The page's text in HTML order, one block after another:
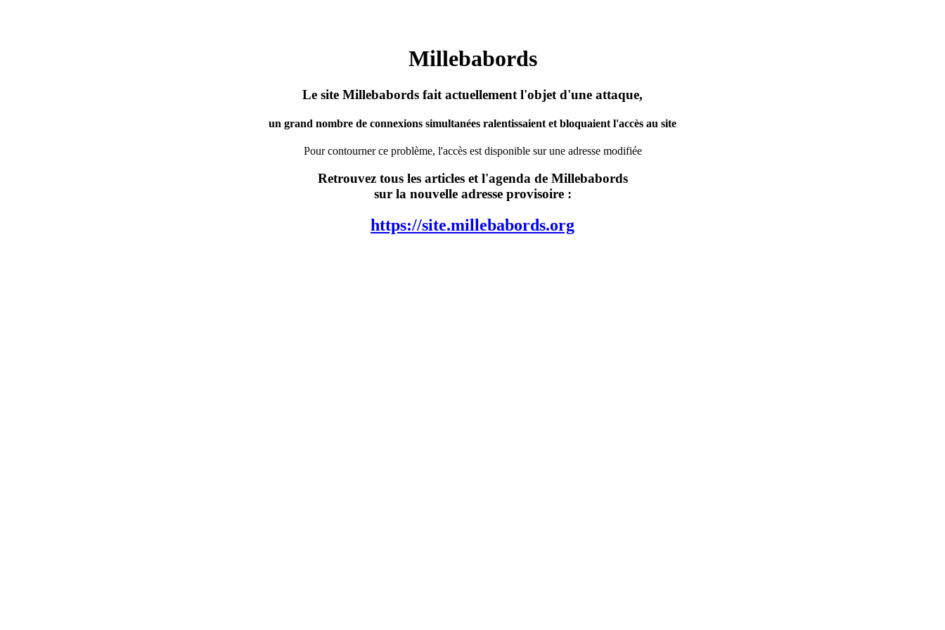
Millebabords
Le site Millebabords fait actuellement l'objet d'une attaque,
un grand nombre de connexions simultanées ralentissaient et bloquaient l'accès au site
Pour contourner ce problème, l'accès est disponible sur une adresse modifiée
Retrouvez tous les articles et l'agenda de Millebabords
sur la nouvelle adresse provisoire :
https://site.millebabords.org